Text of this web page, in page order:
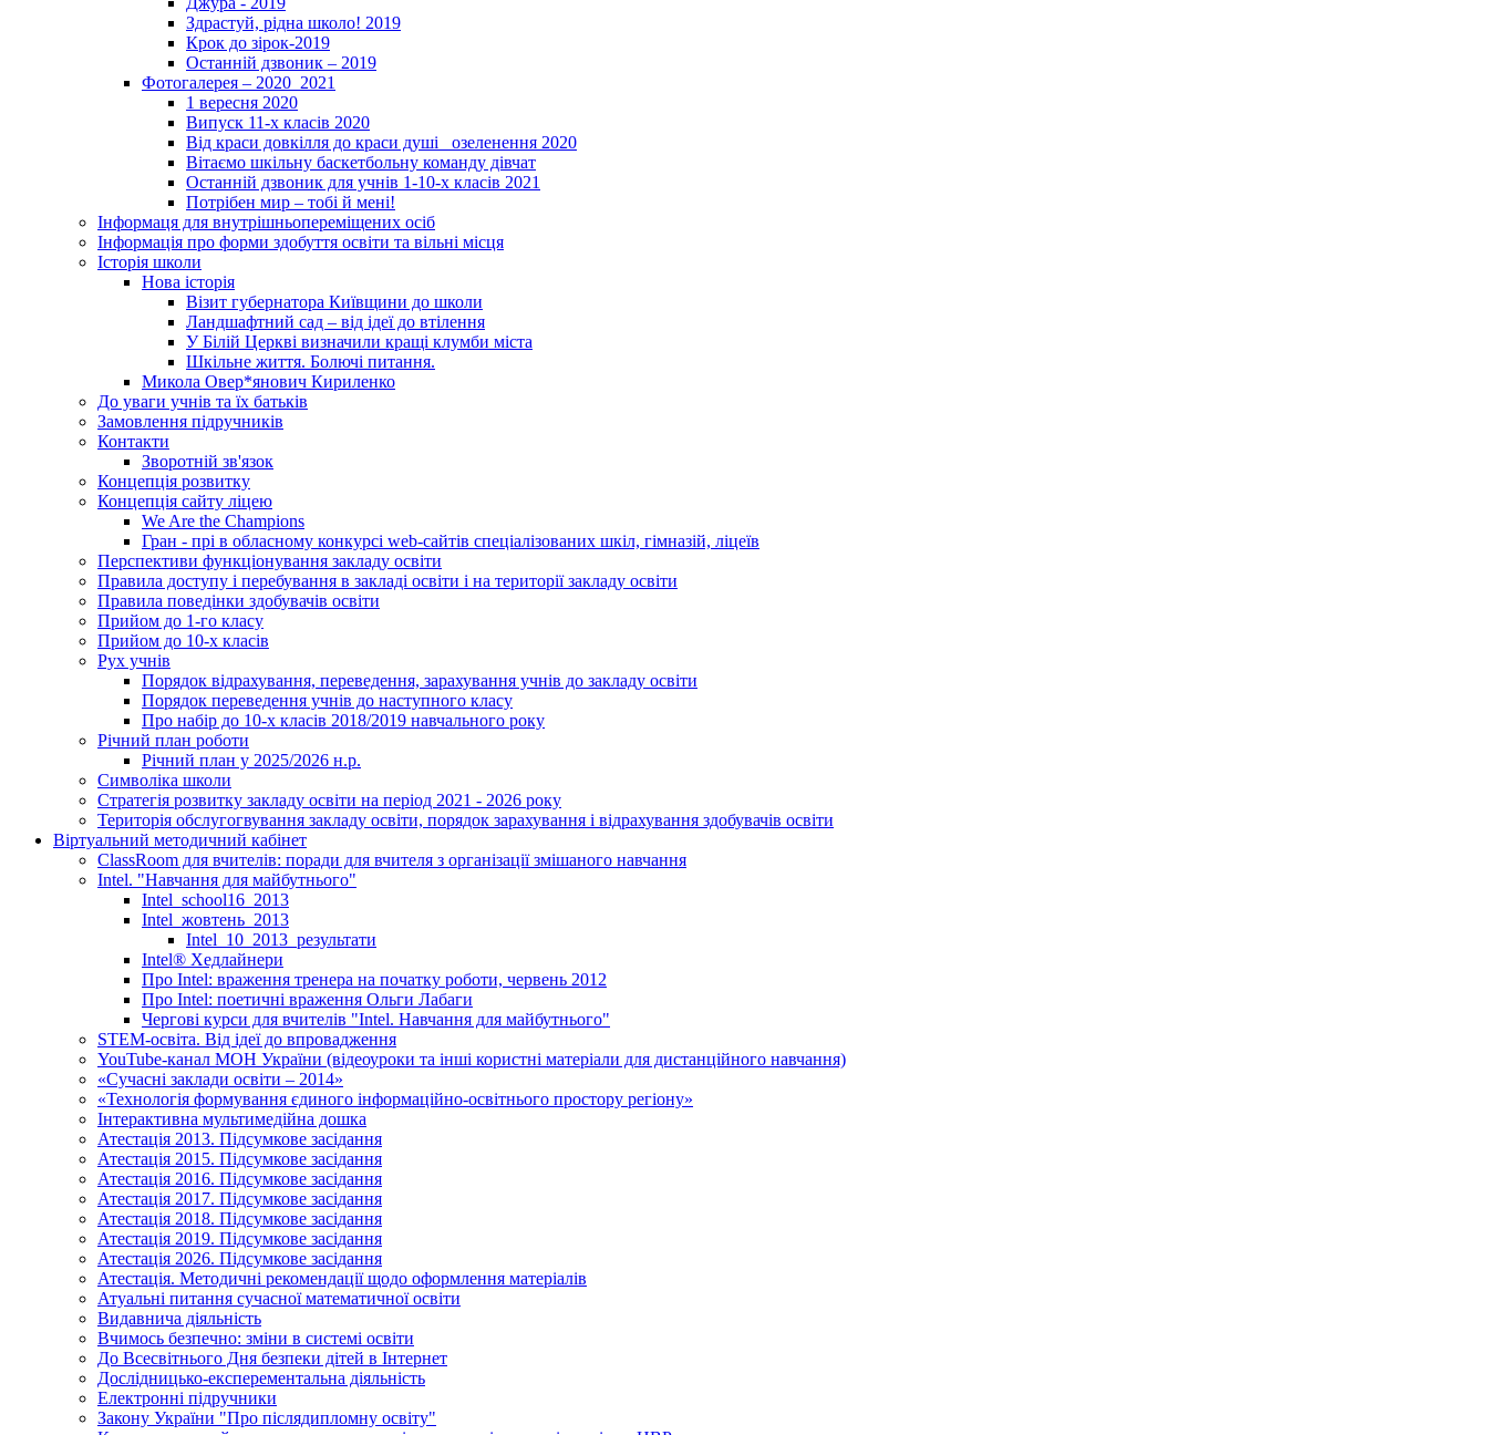
Здрастуй, рідна школо! 2019
Крок до зірок-2019
Останній дзвоник – 2019
Фотогалерея – 2020_2021
1 вересня 2020
Випуск 11-х класів 2020
Від краси довкілля до краси душі _озеленення 2020
Вітаємо шкільну баскетбольну команду дівчат
Останній дзвоник для учнів 1-10-х класів 2021
Потрібен мир – тобі й мені!
Інформаця для внутрішньопереміщених осіб
Інформація про форми здобуття освіти та вільні місця
Історія школи
Нова історія
Візит губернатора Київщини до школи
Ландшафтний сад – від ідеї до втілення
У Білій Церкві визначили кращі клумби міста
Шкільне життя. Болючі питання.
Микола Овер*янович Кириленко
До уваги учнів та їх батьків
Замовлення підручників
Контакти
Зворотній зв'язок
Концепція розвитку
Концепція сайту ліцею
We Are the Champions
Гран - прі в обласному конкурсі web-сайтів спеціалізованих шкіл, гімназій, ліцеїв
Перспективи функціонування закладу освіти
Правила доступу і перебування в закладі освіти і на території закладу освіти
Правила поведінки здобувачів освіти
Прийом до 1-го класу
Прийом до 10-х класів
Рух учнів
Порядок відрахування, переведення, зарахування учнів до закладу освіти
Порядок переведення учнів до наступного класу
Про набір до 10-х класів 2018/2019 навчального року
Річний план роботи
Річний план у 2025/2026 н.р.
Символіка школи
Стратегія розвитку закладу освіти на період 2021 - 2026 року
Територія обслугогвування закладу освіти, порядок зарахування і відрахування здобувачів освіти
Віртуальний методичний кабінет
ClassRoom для вчителів: поради для вчителя з організації змішаного навчання
Intel. "Навчання для майбутнього"
Intel_school16_2013
Intel_жовтень_2013
Intel_10_2013_результати
Іntel® Хедлайнери
Про Intel: враження тренера на початку роботи, червень 2012
Про Intel: поетичні враження Ольги Лабаги
Чергові курси для вчителів "Intel. Навчання для майбутнього"
STEM-освіта. Від ідеї до впровадження
YouTube-канал МОН України (відеоуроки та інші користні матеріали для дистанційного навчання)
«Сучасні заклади освіти – 2014»
«Технологія формування єдиного інформаційно-освітнього простору регіону»
Інтерактивна мультимедійна дошка
Атестація 2013. Підсумкове засідання
Атестація 2015. Підсумкове засідання
Атестація 2016. Підсумкове засідання
Атестація 2017. Підсумкове засідання
Атестація 2018. Підсумкове засідання
Атестація 2019. Підсумкове засідання
Атестація 2026. Підсумкове засідання
Атестація. Методичні рекомендації щодо оформлення матеріалів
Атуальні питання сучасної математичної освіти
Видавнича діяльність
Вчимось безпечно: зміни в системі освіти
До Всесвітнього Дня безпеки дітей в Інтернет
Дослідницько-експерементальна діяльність
Електронні підручники
Закону України "Про післядипломну освіту"